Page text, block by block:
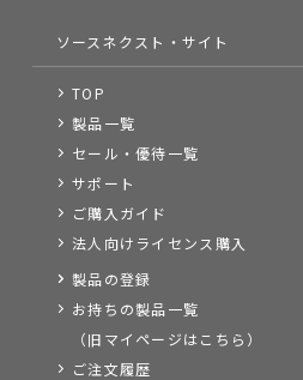
ソースネクスト・サイト
TOP
製品一覧
セール・優待一覧
サポート
ご購入ガイド
法人向けライセンス購入
製品の登録
お持ちの製品一覧
（旧マイページはこちら）
ご注文履歴